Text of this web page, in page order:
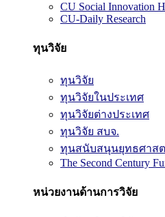
CU Social Innovation
CU-Daily Research
ทุนวิจัย
ทุนวิจัย
ทุนวิจัยในประเทศ
ทุนวิจัยต่างประเทศ
ทุนวิจัย สบจ.
ทุนสนับสนุนยุทธศาสต
The Second Century
หน่วยงานด้านการวิจัย